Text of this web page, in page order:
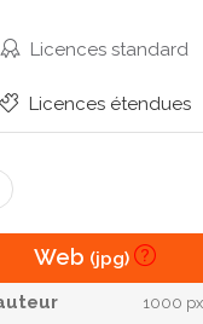
DatesLicences standard
Licences étendues
Web (jpg)
1000